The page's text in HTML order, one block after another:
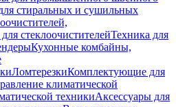
стиральных и сушильных
стеклоочистителейТехника для
Кухонные комбайны,
ЛомтерезкиКомплектующие для
климатической
техникиАксессуары для